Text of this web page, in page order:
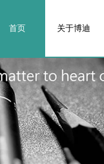
首页 关于博迪